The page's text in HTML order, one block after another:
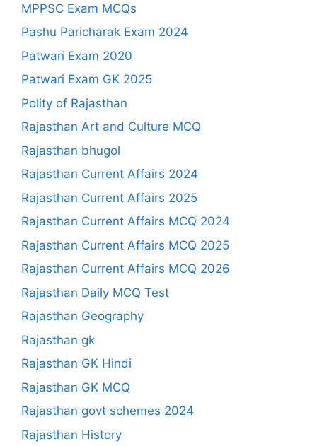
MPPSC Exam MCQs
Pashu Paricharak Exam 2024
Patwari Exam 2020
Patwari Exam GK 2025
Polity of Rajasthan
Rajasthan Art and Culture MCQ
Rajasthan bhugol
Rajasthan Current Affairs 2024
Rajasthan Current Affairs 2025
Rajasthan Current Affairs MCQ 2024
Rajasthan Current Affairs MCQ 2025
Rajasthan Current Affairs MCQ 2026
Rajasthan Daily MCQ Test
Rajasthan Geography
Rajasthan gk
Rajasthan GK Hindi
Rajasthan GK MCQ
Rajasthan govt schemes 2024
Rajasthan History